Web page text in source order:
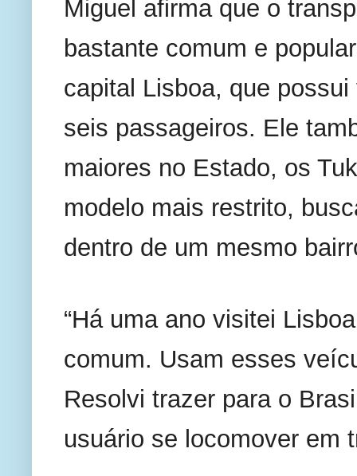
Miguel afirma que o
bastante comum e
capital Lisboa, que
seis passageiros. Ele
maiores no Estado, os
modelo mais restrito,
dentro de um mesmo
“Há uma ano visitei
comum. Usam esses
Resolvi trazer para o
usuário se locomover em